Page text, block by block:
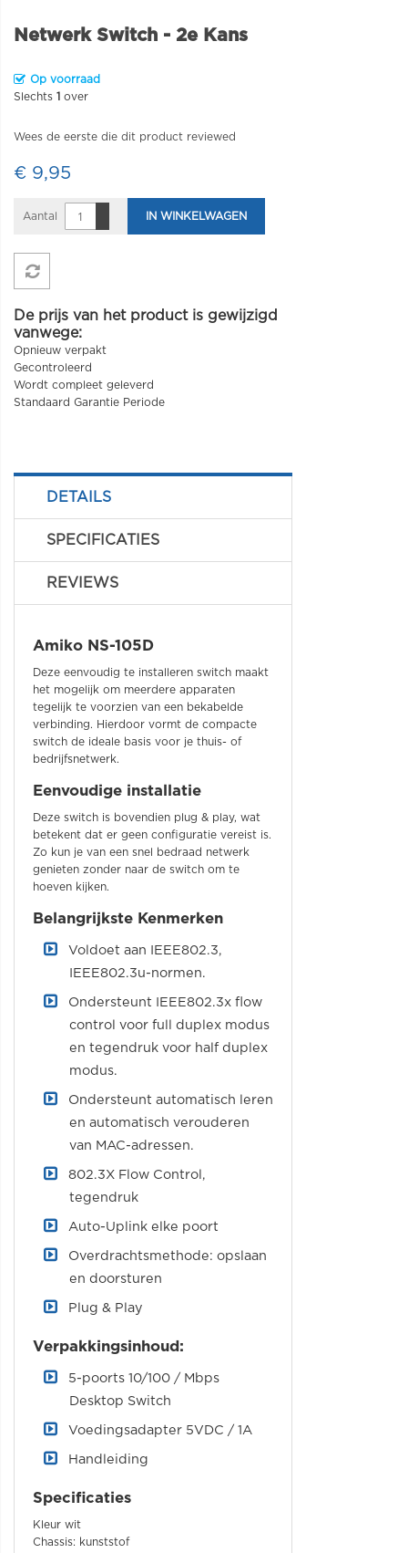
Netwerk Switch - 2e Kans
Op voorraad
Slechts 1 over
Wees de eerste die dit product reviewed
€ 9,95
Aantal IN WINKELWAGEN
De prijs van het product is gewijzigd
vanwege:
Opnieuw verpakt
Gecontroleerd
Wordt compleet geleverd
Standaard Garantie Periode
DETAILS
SPECIFICATIES
REVIEWS
Amiko NS-105D
Deze eenvoudig te installeren switch maakt
het mogelijk om meerdere apparaten
tegelijk te voorzien van een bekabelde
verbinding. Hierdoor vormt de compacte
switch de ideale basis voor je thuis- of
bedrijfsnetwerk.
Eenvoudige installatie
Deze switch is bovendien plug & play, wat
betekent dat er geen configuratie vereist is.
Zo kun je van een snel bedraad netwerk
genieten zonder naar de switch om te
hoeven kijken.
Belangrijkste Kenmerken
Voldoet aan IEEE802.3,
IEEE802.3u-normen.
Ondersteunt IEEE802.3x flow
control voor full duplex modus
en tegendruk voor half duplex
modus.
Ondersteunt automatisch leren
en automatisch verouderen
van MAC-adressen.
802.3X Flow Control,
tegendruk
Auto-Uplink elke poort
Overdrachtsmethode: opslaan
en doorsturen
Plug & Play
Verpakkingsinhoud:
5-poorts 10/100 / Mbps
Desktop Switch
Voedingsadapter 5VDC / 1A
Handleiding
Specificaties
Kleur wit
Chassis: kunststof